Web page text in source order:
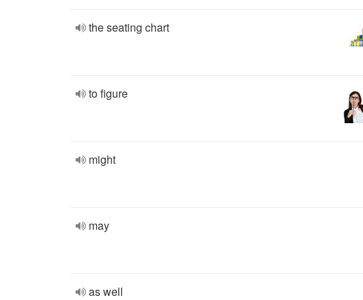
the seating chart
to figure
might
may
as well